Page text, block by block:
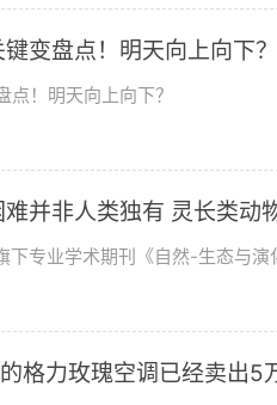
变盘点！明天向上向下？
！明天向上向下？
并非人类独有 灵长类动
下专业学术期刊《自然-生态与演
格力玫瑰空调已经卖出5